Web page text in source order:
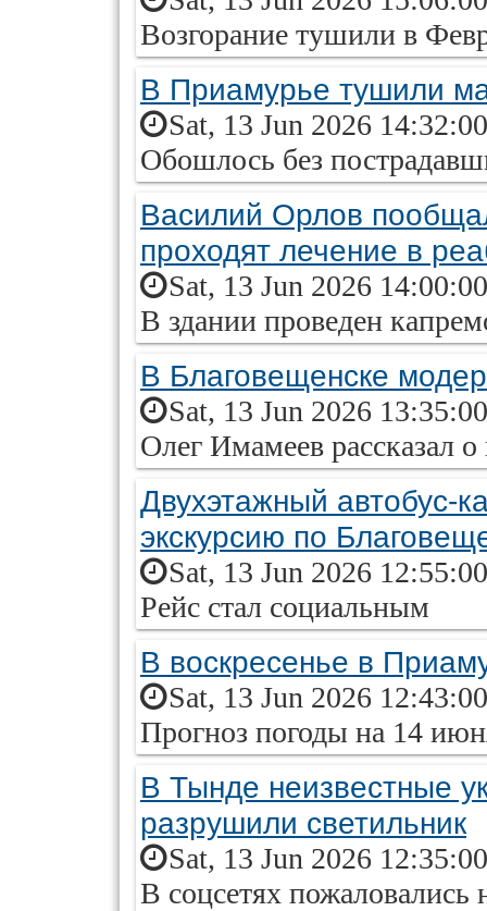
Возгорание тушили в
В Приамурье тушили
Sat, 13 Jun 2026
Обошлось без
Василий Орлов
проходят лечение в
Sat, 13 Jun 2026
В здании проведен
В Благовещенске
Sat, 13 Jun 2026
Олег Имамеев рассказал о
Двухэтажный автобус-
экскурсию по
Sat, 13 Jun 2026
Рейс стал социальным
В воскресенье в
Sat, 13 Jun 2026
Прогноз погоды на 14
В Тынде неизвестные
разрушили светильник
Sat, 13 Jun 2026
В соцсетях пожаловались